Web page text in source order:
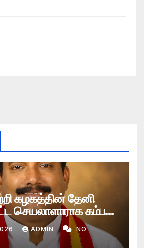
கழகத்தின் தேனி
செயலாளாராக கம்பம்
ADMIN NO